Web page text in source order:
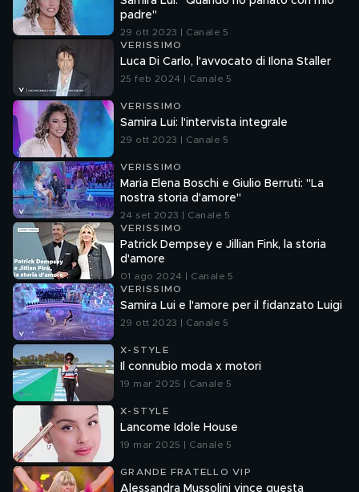
padre"
29 ott 2023 | Canale 5
VERISSIMO
Luca Di Carlo, l'avvocato di Ilona Staller
25 feb 2024 | Canale 5
VERISSIMO
Samira Lui: l'intervista integrale
29 ott 2023 | Canale 5
VERISSIMO
Maria Elena Boschi e Giulio Berruti: "La
nostra storia d'amore"
24 set 2023 | Canale 5
VERISSIMO
Patrick Dempsey e Jillian Fink, la storia
d'amore
01 ago 2024 | Canale 5
VERISSIMO
Samira Lui e l'amore per il fidanzato Luigi
29 ott 2023 | Canale 5
X-STYLE
Il connubio moda x motori
19 mar 2025 | Canale 5
X-STYLE
Lancome Idole House
19 mar 2025 | Canale 5
GRANDE FRATELLO VIP
Alessandra Mussolini vince questa